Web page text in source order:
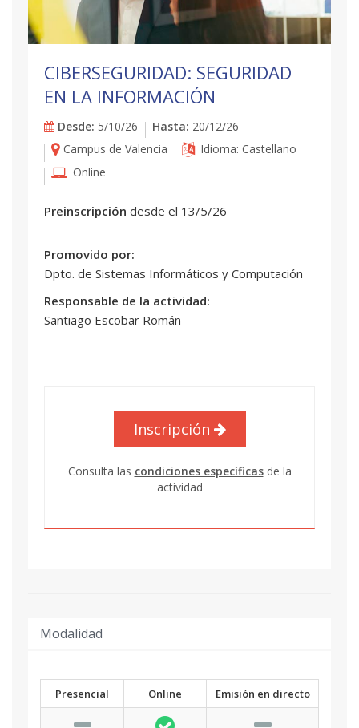
CIBERSEGURIDAD: SEGURIDAD
EN LA INFORMACIÓN
Desde: 5/10/26 Hasta: 20/12/26
Campus de Valencia
Idioma: Castellano
Online
Preinscripción desde el 13/5/26
Promovido por:
Dpto. de Sistemas Informáticos y Computación
Responsable de la actividad:
Santiago Escobar Román
Inscripción
Consulta las condiciones específicasde la
actividad
Modalidad
Presencial Online Emisión en directo